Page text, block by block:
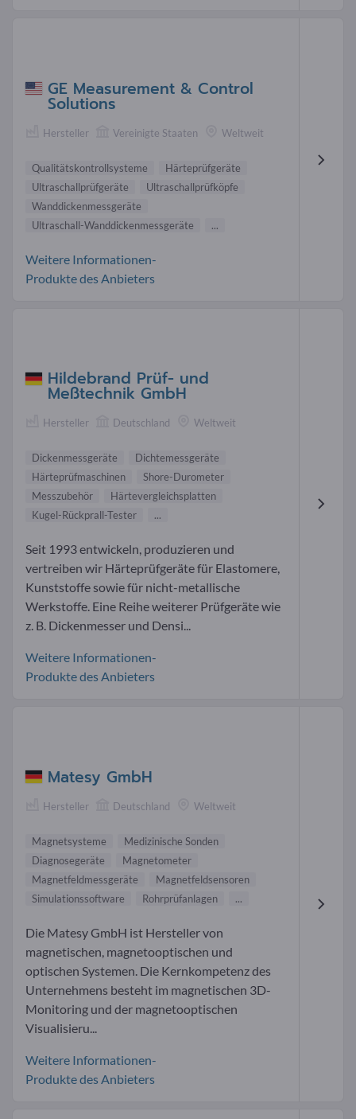
GE Measurement & Control
Solutions
Hersteller Vereinigte Staaten Weltweit
Qualitätskontrollsysteme
Härteprüfgeräte
Ultraschallprüfgeräte
Ultraschallprüfköpfe
Wanddickenmessgeräte
Ultraschall-Wanddickenmessgeräte
...
Weitere Informationen-
Produkte des Anbieters
Hildebrand Prüf- und
Meßtechnik GmbH
Hersteller Deutschland Weltweit
Dickenmessgeräte
Dichtemessgeräte
Härteprüfmaschinen
Shore-Durometer
Messzubehör
Härtevergleichsplatten
Kugel-Rückprall-Tester
...
Seit 1993 entwickeln, produzieren und
vertreiben wir Härteprüfgeräte für Elastomere,
Kunststoffe sowie für nicht-metallische
Werkstoffe. Eine Reihe weiterer Prüfgeräte wie
z. B. Dickenmesser und Densi...
Weitere Informationen-
Produkte des Anbieters
Matesy GmbH
Hersteller Deutschland Weltweit
Magnetsysteme
Medizinische Sonden
Diagnosegeräte
Magnetometer
Magnetfeldmessgeräte
Magnetfeldsensoren
Simulationssoftware
Rohrprüfanlagen ...
Die Matesy GmbH ist Hersteller von
magnetischen, magnetooptischen und
optischen Systemen. Die Kernkompetenz des
Unternehmens besteht im magnetischen 3D-
Monitoring und der magnetooptischen
Visualisieru...
Weitere Informationen-
Produkte des Anbieters